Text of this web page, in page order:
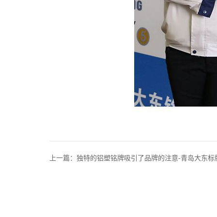
上一篇：独特的铝塑铭牌吸引了品牌的注意-青岛大东标